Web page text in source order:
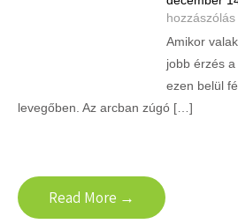
hozzászólás
Amikor
jobb érzés
ezen belül
levegőben. Az arcban zúgó […]
Read More →